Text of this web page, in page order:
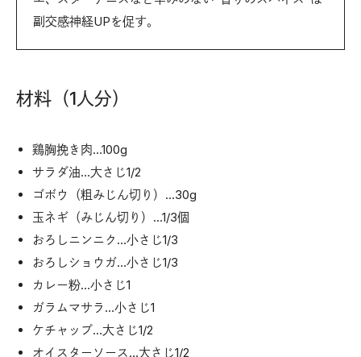
副交感神経UPを促す。
材料（1人分）
鶏胸挽き肉…100g
サラダ油…大さじ1/2
ゴボウ（粗みじん切り）…30g
玉ネギ（みじん切り）…1/3個
おろしニンニク…小さじ1/3
おろしショウガ…小さじ1/3
カレー粉…小さじ1
ガラムマサラ…小さじ1
ケチャップ…大さじ1/2
オイスターソース…大さじ1/2